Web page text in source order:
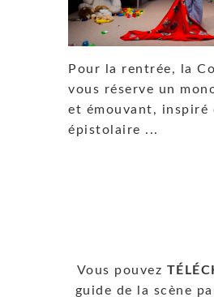
Pour la rentrée, la
vous réserve un
et émouvant, inspiré
épistolaire ...
Vous pouvez
guide de la scène